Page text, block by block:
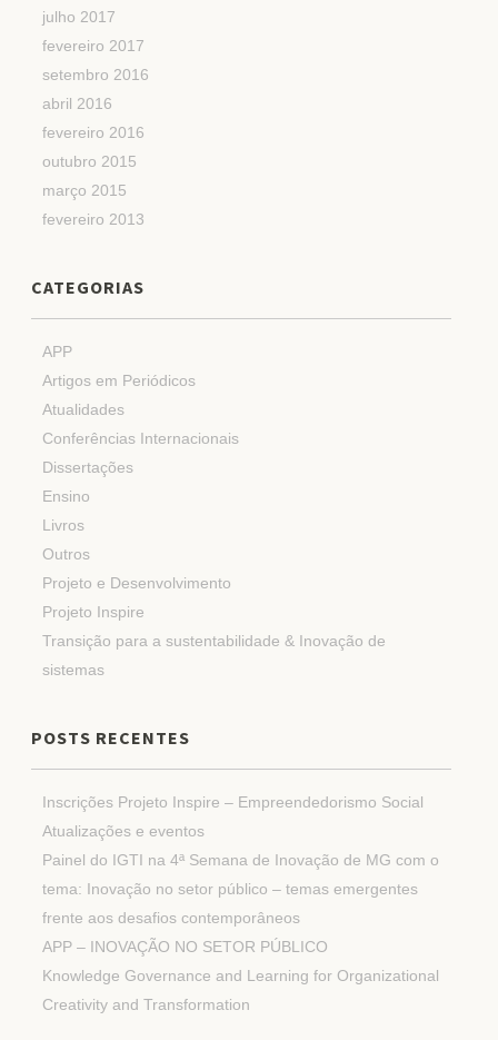
julho 2017
fevereiro 2017
setembro 2016
abril 2016
fevereiro 2016
outubro 2015
março 2015
fevereiro 2013
CATEGORIAS
APP
Artigos em Periódicos
Atualidades
Conferências Internacionais
Dissertações
Ensino
Livros
Outros
Projeto e Desenvolvimento
Projeto Inspire
Transição para a sustentabilidade & Inovação de
sistemas
POSTS RECENTES
Inscrições Projeto Inspire – Empreendedorismo Social
Atualizações e eventos
Painel do IGTI na 4ª Semana de Inovação de MG com o
tema: Inovação no setor público – temas emergentes
frente aos desafios contemporâneos
APP – INOVAÇÃO NO SETOR PÚBLICO
Knowledge Governance and Learning for Organizational
Creativity and Transformation